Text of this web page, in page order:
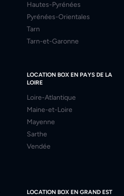
Hautes-Pyrénées
Pyrénées-Orientales
Tarn
Tarn-et-Garonne
LOCATION BOX EN PAYS DE LA
LOIRE
Loire-Atlantique
Maine-et-Loire
Mayenne
Sarthe
Vendée
LOCATION BOX EN GRAND EST